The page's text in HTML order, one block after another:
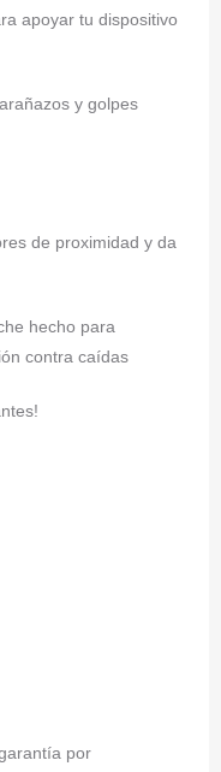
apoyar tu dispositivo
y golpes
de proximidad y da
hecho para
contra caídas
por